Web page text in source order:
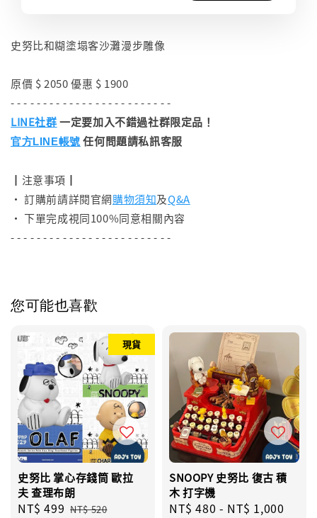
史努比和糊塗塌客沙灘漫步雕像
原價 $ 2050 優惠 $ 1900
- - - - - - - - - - - - - - - - - - - - - - - - -
LINE社群一定要加入不錯過社群限定品！
官方LINE帳號 任何問題請私訊客服
┃注意事項┃
• 訂購前請詳閱官網購物須知及Q&A
• 下單完成視同100%同意相關內容
- - - - - - - - - - - - - - - - - - - - - - - - -
您可能也喜歡
現貨
史努比 掌心存錢筒 歐拉
夫 查理布朗
Sale
NT$ 499 Regular
NT$ 520
SNOOPY 史努比 復古 積
木 打字機
Regular
NT$ 480 - NT$ 1,000